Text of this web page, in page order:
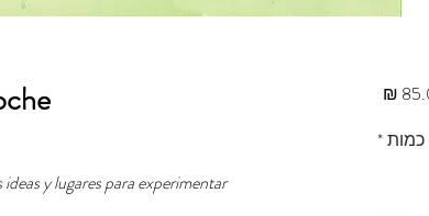
y lugares para experimentar.
כמות*